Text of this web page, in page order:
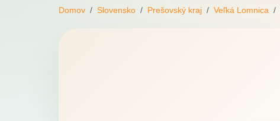
Domov Slovensko Prešovský kraj Veľká Lomnica